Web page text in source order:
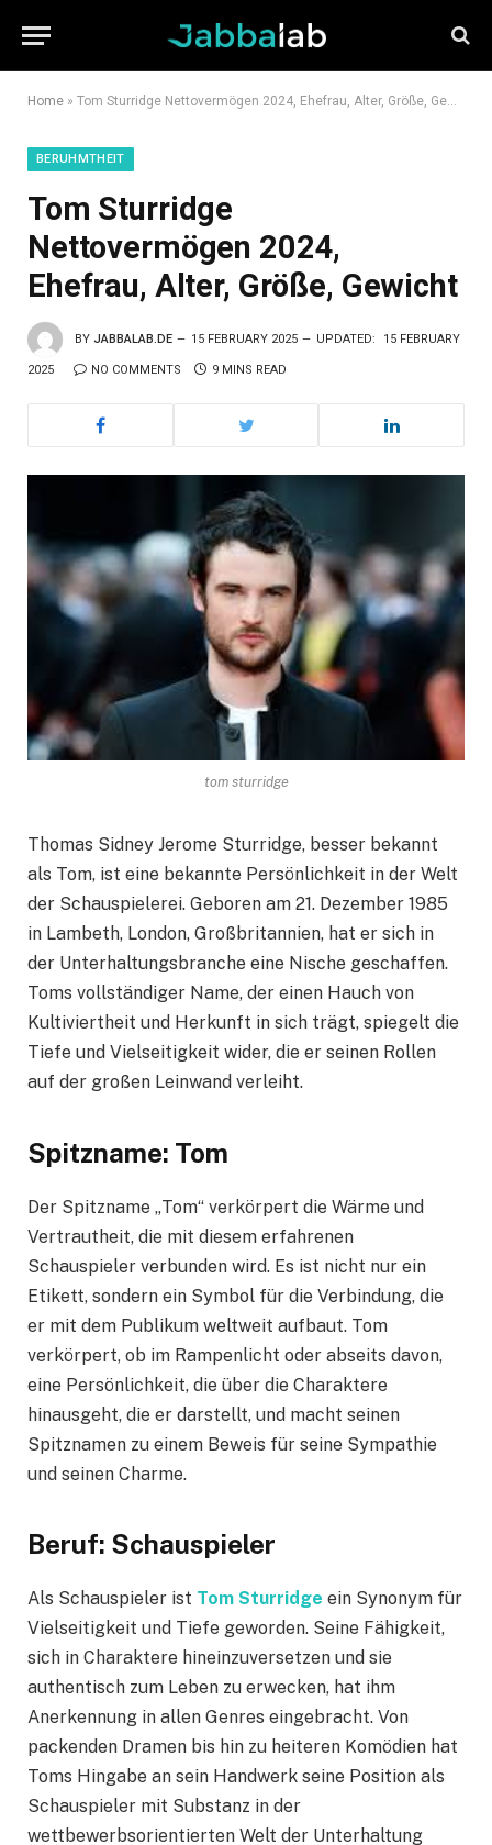
Home » Tom Sturridge Nettovermögen 2024, Ehefrau, Alter, Größe, Gewicht
BERUHMTHEIT
Tom Sturridge
Nettovermögen 2024,
Ehefrau, Alter, Größe, Gewicht
BY JABBALAB.DE 15 FEBRUARY 2025 UPDATED: 15 FEBRUARY
2025 NO COMMENTS 9 MINS READ
tom sturridge
Thomas Sidney Jerome Sturridge, besser bekannt
als Tom, ist eine bekannte Persönlichkeit in der Welt
der Schauspielerei. Geboren am 21. Dezember 1985
in Lambeth, London, Großbritannien, hat er sich in
der Unterhaltungsbranche eine Nische geschaffen.
Toms vollständiger Name, der einen Hauch von
Kultiviertheit und Herkunft in sich trägt, spiegelt die
Tiefe und Vielseitigkeit wider, die er seinen Rollen
auf der großen Leinwand verleiht.
Spitzname: Tom
Der Spitzname „Tom“ verkörpert die Wärme und
Vertrautheit, die mit diesem erfahrenen
Schauspieler verbunden wird. Es ist nicht nur ein
Etikett, sondern ein Symbol für die Verbindung, die
er mit dem Publikum weltweit aufbaut. Tom
verkörpert, ob im Rampenlicht oder abseits davon,
eine Persönlichkeit, die über die Charaktere
hinausgeht, die er darstellt, und macht seinen
Spitznamen zu einem Beweis für seine Sympathie
und seinen Charme.
Beruf: Schauspieler
Als Schauspieler ist Tom Sturridge ein Synonym für
Vielseitigkeit und Tiefe geworden. Seine Fähigkeit,
sich in Charaktere hineinzuversetzen und sie
authentisch zum Leben zu erwecken, hat ihm
Anerkennung in allen Genres eingebracht. Von
packenden Dramen bis hin zu heiteren Komödien hat
Toms Hingabe an sein Handwerk seine Position als
Schauspieler mit Substanz in der
wettbewerbsorientierten Welt der Unterhaltung